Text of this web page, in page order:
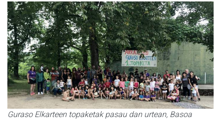
Guraso Elkarteen topaketak pasau dan urtean, Basoa